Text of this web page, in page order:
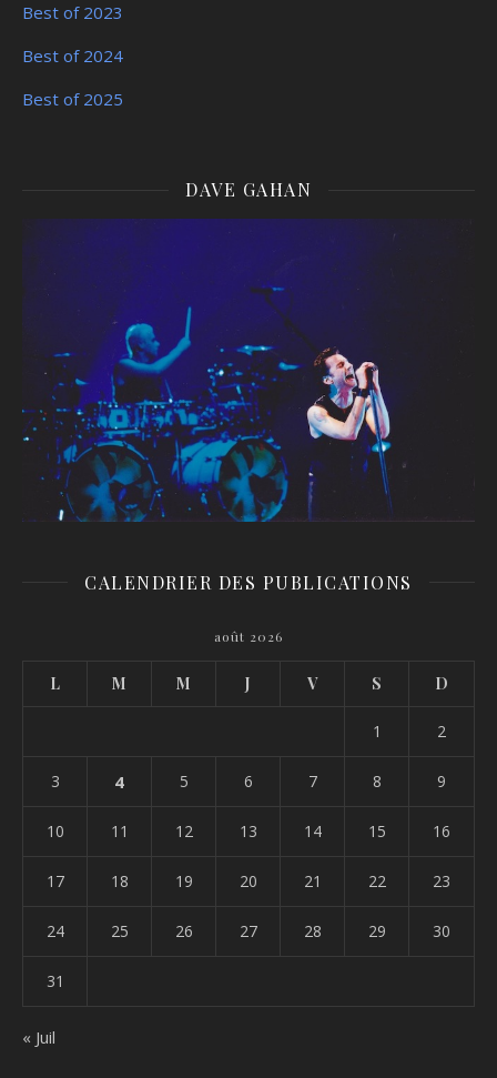
Best of 2023
Best of 2024
Best of 2025
DAVE GAHAN
CALENDRIER DES PUBLICATIONS
août 2026
L M M J V S D
1 2
3 4 5 6 7 8 9
10 11 12 13 14 15 16
17 18 19 20 21 22 23
24 25 26 27 28 29 30
31
« Juil